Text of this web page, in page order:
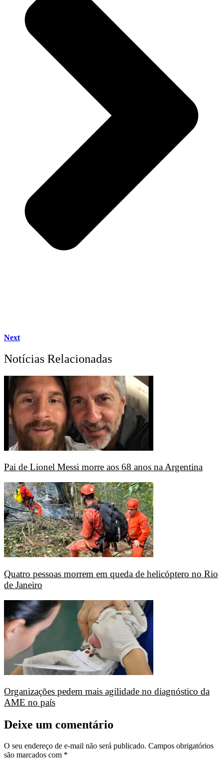
Next
Notícias Relacionadas
Pai de Lionel Messi morre aos 68 anos na Argentina
Quatro pessoas morrem em queda de helicóptero no Rio
de Janeiro
Organizações pedem mais agilidade no diagnóstico da
AME no país
Deixe um comentário
O seu endereço de e-mail não será publicado. Campos obrigatórios
são marcados com *